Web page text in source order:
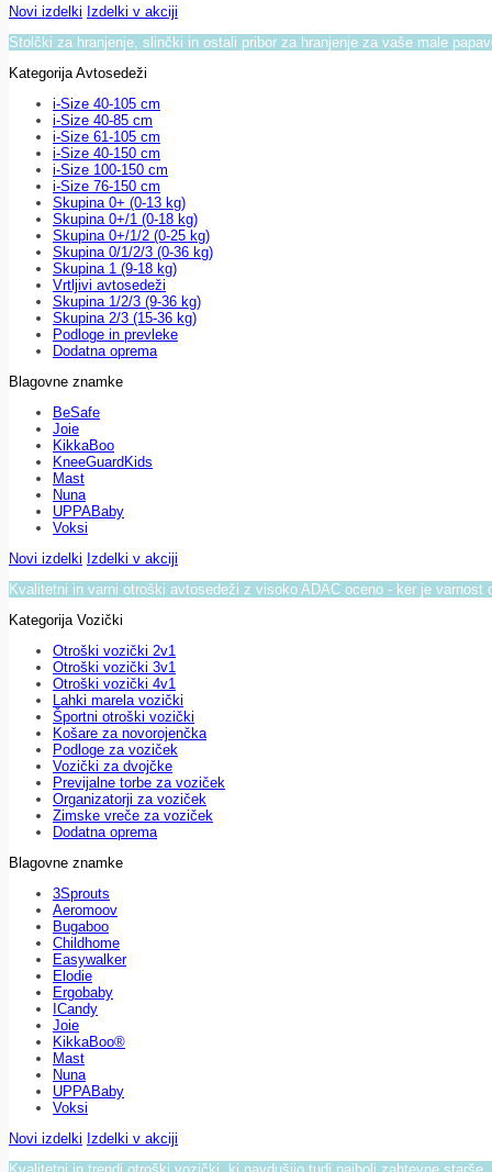
Novi izdelki Izdelki v akciji
Stolčki za hranjenje, slinčki in ostali pribor za hranjenje za vaše male
Kategorija Avtosedeži
i-Size 40-105 cm
i-Size 40-85 cm
i-Size 61-105 cm
i-Size 40-150 cm
i-Size 100-150 cm
i-Size 76-150 cm
Skupina 0+ (0-13 kg)
Skupina 0+/1 (0-18 kg)
Skupina 0+/1/2 (0-25 kg)
Skupina 0/1/2/3 (0-36 kg)
Skupina 1 (9-18 kg)
Vrtljivi avtosedeži
Skupina 1/2/3 (9-36 kg)
Skupina 2/3 (15-36 kg)
Podloge in prevleke
Dodatna oprema
Blagovne znamke
BeSafe
Joie
KikkaBoo
KneeGuardKids
Mast
Nuna
UPPABaby
Voksi
Novi izdelki Izdelki v akciji
Kvalitetni in varni otroški avtosedeži z visoko ADAC oceno - ker je varnost
Kategorija Vozički
Otroški vozički 2v1
Otroški vozički 3v1
Otroški vozički 4v1
Lahki marela vozički
Športni otroški vozički
Košare za novorojenčka
Podloge za voziček
Vozički za dvojčke
Previjalne torbe za voziček
Organizatorji za voziček
Zimske vreče za voziček
Dodatna oprema
Blagovne znamke
3Sprouts
Aeromoov
Bugaboo
Childhome
Easywalker
Elodie
Ergobaby
ICandy
Joie
KikkaBoo®
Mast
Nuna
UPPABaby
Voksi
Novi izdelki Izdelki v akciji